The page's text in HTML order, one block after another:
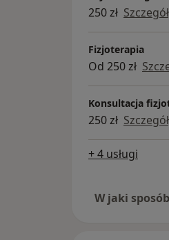
250 zł
Fizjoterapia
Od 250 zł
Konsultacja
250 zł
+ 4 usługi
W jaki